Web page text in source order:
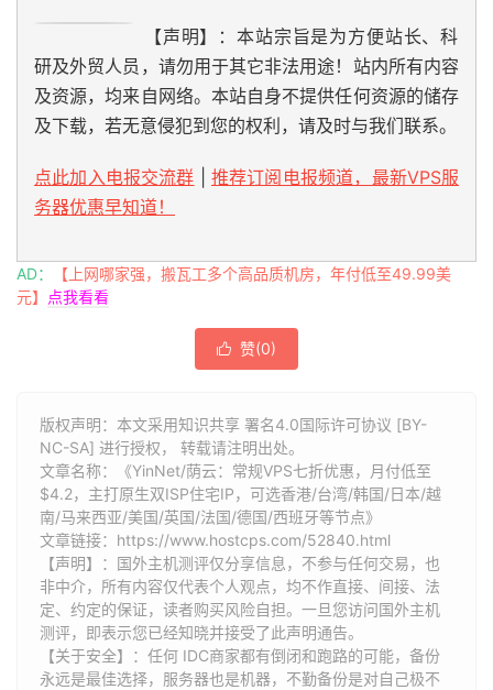
【声明】：本站宗旨是为方便站长、科
研及外贸人员，请勿用于其它非法用途！站内所有内容
及资源，均来自网络。本站自身不提供任何资源的储存
及下载，若无意侵犯到您的权利，请及时与我们联系。
点此加入电报交流群
推荐订阅电报频道，最新VPS服
务器优惠早知道！
AD：
【上网哪家强，搬瓦工多个高品质机房，年付低至49.99美
元】
点我看看
 赞(0)
版权声明：本文采用知识共享 署名4.0国际许可协议 [BY-
NC-SA] 进行授权， 转载请注明出处。
文章名称：《YinNet/荫云：常规VPS七折优惠，月付低至
$4.2，主打原生双ISP住宅IP，可选香港/台湾/韩国/日本/越
南/马来西亚/美国/英国/法国/德国/西班牙等节点》
文章链接： https://www.hostcps.com/52840.html
【声明】：国外主机测评仅分享信息，不参与任何交易，也
非中介，所有内容仅代表个人观点，均不作直接、间接、法
定、约定的保证，读者购买风险自担。一旦您访问国外主机
测评，即表示您已经知晓并接受了此声明通告。
【关于安全】：任何 IDC商家都有倒闭和跑路的可能，备份
永远是最佳选择，服务器也是机器，不勤备份是对自己极不